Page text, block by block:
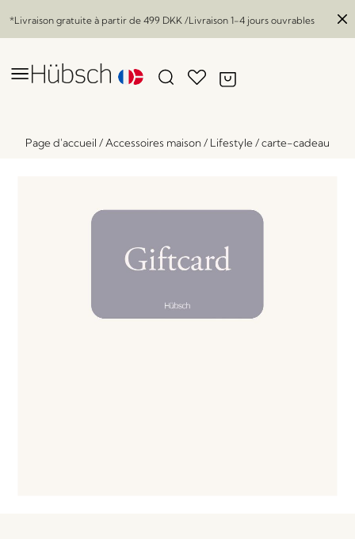
*Livraison gratuite à partir de 499 DKK /Livraison 1-4 jours ouvrables
Page d'accueil / Accessoires maison/ Lifestyle/carte-cadeau